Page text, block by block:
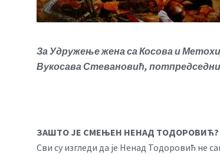
За Удружење жена са Косова и
Вукосава Стевановић,
ЗАШТО ЈЕ СМЕЊЕН НЕНАД ТОДОРОВИЋ?
Сви су изгледи да је Ненад Тодоровић не